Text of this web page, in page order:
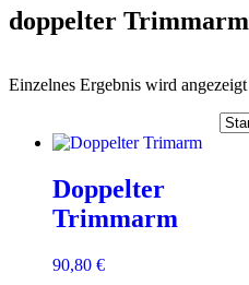
doppelter Trimmarm
Einzelnes Ergebnis wird angezeigt
Doppelter
Trimmarm
90,80 €